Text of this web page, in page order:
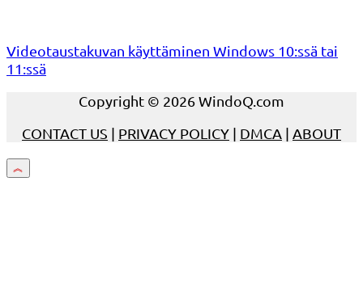
Videotaustakuvan käyttäminen Windows 10:ssä tai
11:ssä
Copyright © 2026 WindoQ.com
CONTACT US | PRIVACY POLICY | DMCA | ABOUT